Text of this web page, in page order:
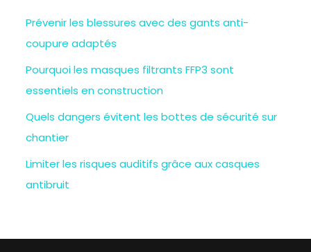
Prévenir les blessures avec des gants anti-
coupure adaptés
Pourquoi les masques filtrants FFP3 sont
essentiels en construction
Quels dangers évitent les bottes de sécurité sur
chantier
Limiter les risques auditifs grâce aux casques
antibruit